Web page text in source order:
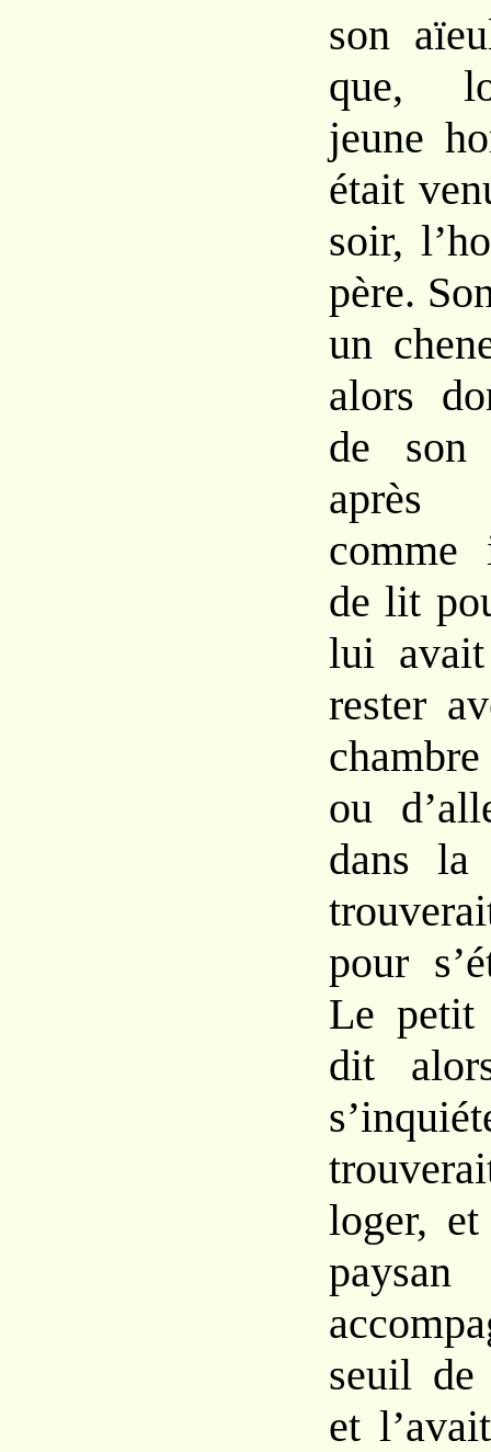
son
que,
jeune
était
soir,
père.
un
alors
de son
après
comme
de lit
lui
rester
ou
dans
pour
Le
dit
loger,
seuil de
et